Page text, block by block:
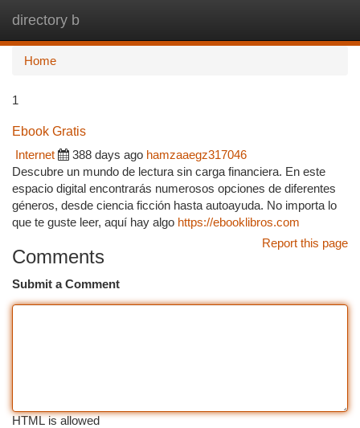
directory b
Home
1
Ebook Gratis
Internet
388 days ago hamzaaegz317046
Descubre un mundo de lectura sin carga financiera. En este
espacio digital encontrarás numerosos opciones de diferentes
géneros, desde ciencia ficción hasta autoayuda. No importa lo
que te guste leer, aquí hay algo https://ebooklibros.com
Report this page
Comments
Submit a Comment
HTML is allowed